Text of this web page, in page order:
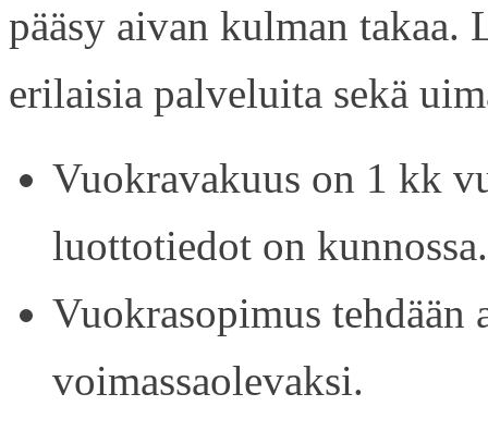
pääsy aivan kulman
erilaisia palveluita sekä
Vuokravakuus on 1 kk
luottotiedot on kunnossa.
Vuokrasopimus tehdään
voimassaolevaksi.